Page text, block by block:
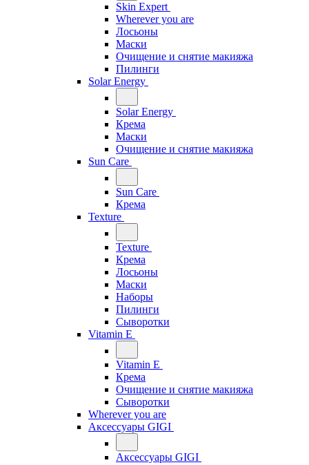
Skin Expert
Wherever you are
Лосьоны
Маски
Очищение и снятие макияжа
Пилинги
Solar Energy
Solar Energy
Крема
Маски
Очищение и снятие макияжа
Sun Care
Sun Care
Крема
Texture
Texture
Крема
Лосьоны
Маски
Наборы
Пилинги
Сыворотки
Vitamin E
Vitamin E
Крема
Очищение и снятие макияжа
Сыворотки
Wherever you are
Аксессуары GIGI
Аксессуары GIGI